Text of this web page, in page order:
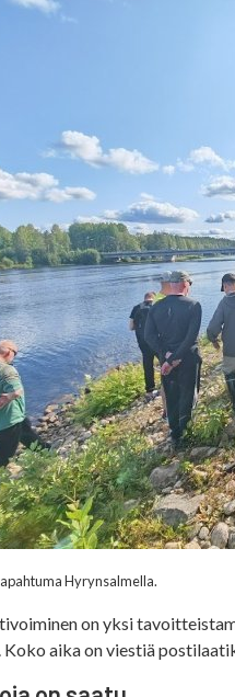
Hyrynsalmella.
on yksi
Koko aika on viestiä